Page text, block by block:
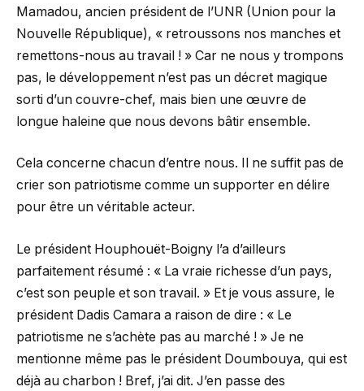
Mamadou, ancien président de l’UNR (Union pour la
Nouvelle République), « retroussons nos manches et
remettons-nous au travail ! » Car ne nous y trompons
pas, le développement n’est pas un décret magique
sorti d’un couvre-chef, mais bien une œuvre de
longue haleine que nous devons bâtir ensemble.
Cela concerne chacun d’entre nous. Il ne suffit pas de
crier son patriotisme comme un supporter en délire
pour être un véritable acteur.
Le président Houphouët-Boigny l’a d’ailleurs
parfaitement résumé : « La vraie richesse d’un pays,
c’est son peuple et son travail. » Et je vous assure, le
président Dadis Camara a raison de dire : « Le
patriotisme ne s’achète pas au marché ! » Je ne
mentionne même pas le président Doumbouya, qui est
déjà au charbon ! Bref, j’ai dit. J’en passe des